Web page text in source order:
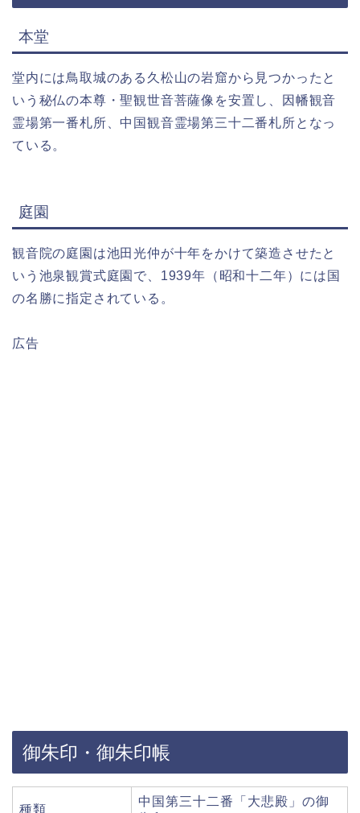
本堂
堂内には鳥取城のある久松山の岩窟から見つかったと
いう秘仏の本尊・聖観世音菩薩像を安置し、因幡観音
霊場第一番札所、中国観音霊場第三十二番札所となっ
ている。
庭園
観音院の庭園は池田光仲が十年をかけて築造させたと
いう池泉観賞式庭園で、1939年（昭和十二年）には国
の名勝に指定されている。
広告
御朱印・御朱印帳
種類
中国第三十二番「大悲殿」の御